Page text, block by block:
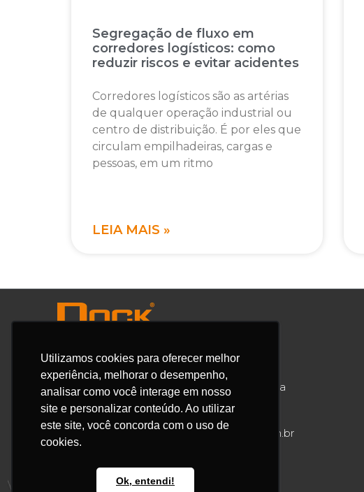
Utilizamos cookies para oferecer melhor
experiência, melhorar o desempenho,
analisar como você interage em nosso
site e personalizar conteúdo. Ao utilizar
este site, você concorda com o uso de
cookies.
Ok, entendi!
Segregação de fluxo em
corredores logísticos: como
reduzir riscos e evitar acidentes
Corredores logísticos são as artérias
de qualquer operação industrial ou
centro de distribuição. É por eles que
circulam empilhadeiras, cargas e
pessoas, em um ritmo
LEIA MAIS »
Av. Fernando Stecca, 635 – Bairro Iporanga
Sorocaba / SP / Brasil / CEP: 18087-149
55 15 3346-7576 |contato@docksteel.com.br